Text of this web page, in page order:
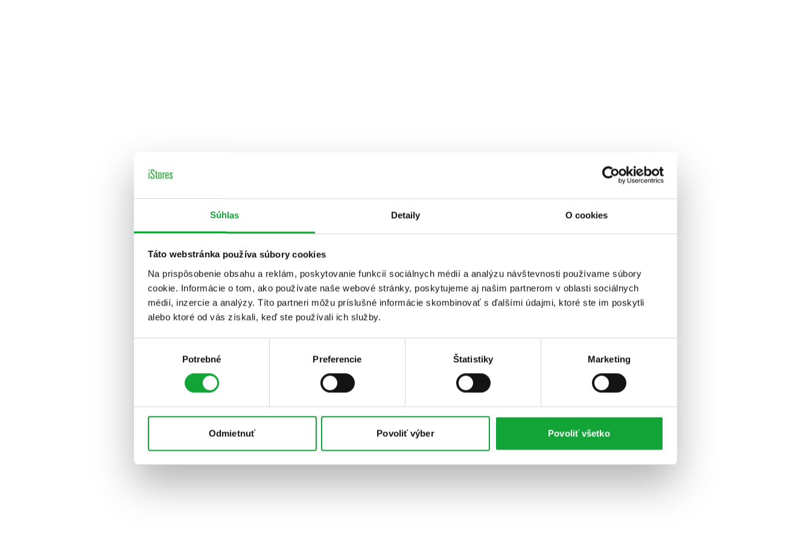
Súhlas Detaily O cookies
Táto webstránka používa súbory cookies
Na prispôsobenie obsahu a reklám, poskytovanie funkcií sociálnych médií a analýzu návštevnosti používame súbory
cookie. Informácie o tom, ako používate naše webové stránky, poskytujeme aj našim partnerom v oblasti sociálnych
médií, inzercie a analýzy. Títo partneri môžu príslušné informácie skombinovať s ďalšími údajmi, ktoré ste im poskytli
alebo ktoré od vás získali, keď ste používali ich služby.
Potrebné Preferencie Štatistiky Marketing
Odmietnuť Povoliť výber Povoliť všetko